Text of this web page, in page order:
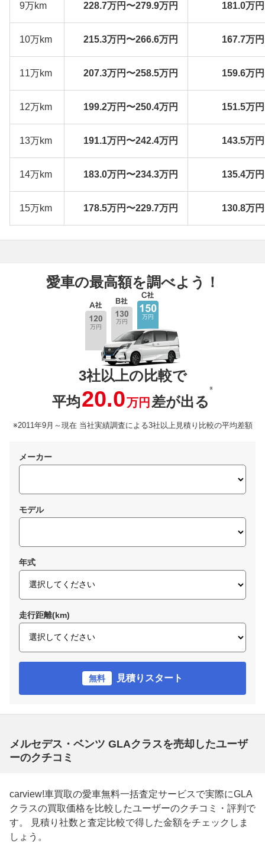
9万km 228.7万円〜279.9万円 181.0万
10万km 215.3万円〜266.6万円 167.7万
11万km 207.3万円〜258.5万円 159.6万
12万km 199.2万円〜250.4万円 151.5万
13万km 191.1万円〜242.4万円 143.5万
14万km 183.0万円〜234.3万円 135.4万
15万km 178.5万円〜229.7万円 130.8万
愛車の最高額を調べよう！
3社以上の比較で
平均20.0万円 差が出る
※
※2011年9月～現在 当社実績調査による3社以上見積り比較の平均差額
メーカー
モデル
年式
走行距離(km)
無料 見積りスタート
メルセデス・ベンツ GLAクラスを売却したユーザ
ーのクチコミ
carview!車買取の愛車無料一括査定サービスで実際にGLA
クラスの買取価格を比較したユーザーのクチコミ・評判で
す。 見積り社数と査定比較で得した金額をチェックしま
しょう。